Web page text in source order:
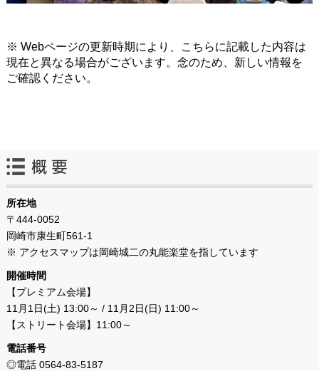
※ Webページの更新時期により、こちらに記載した内容は
現在と異なる場合がございます。念のため、新しい情報を
ご確認ください。
所在地
〒444-0052
岡崎市康生町561-1
※ アクセスマップは岡崎城二の丸能楽堂を指しています
開催時間
【プレミアム会場】
11月1日(土) 13:00～ / 11月2日(日) 11:00～
【ストリート会場】11:00～
電話番号
◎電話 0564-83-5187